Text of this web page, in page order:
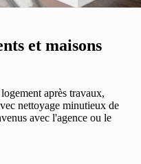
et maisons
après travaux,
nettoyage minutieux de
avec l'agence ou le